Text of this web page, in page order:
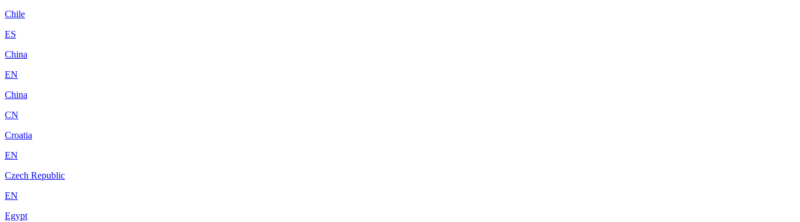
Chile
ES
China
EN
China
CN
Croatia
EN
Czech Republic
EN
Egypt